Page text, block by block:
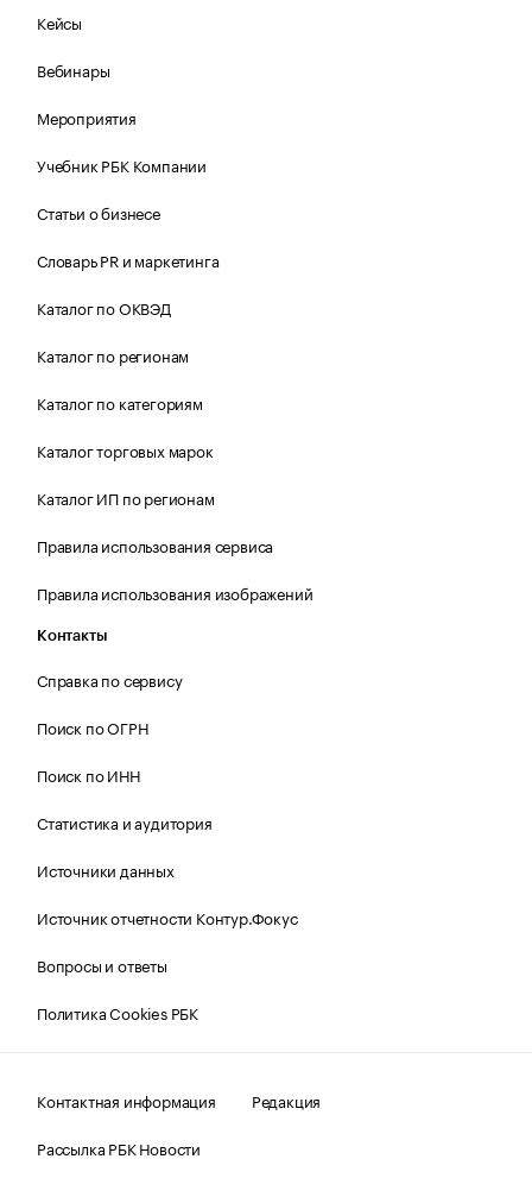
Кейсы
Вебинары
Мероприятия
Учебник РБК Компании
Статьи о бизнесе
Словарь PR и маркетинга
Каталог по ОКВЭД
Каталог по регионам
Каталог по категориям
Каталог торговых марок
Каталог ИП по регионам
Правила использования сервиса
Правила использования изображений
Контакты
Справка по сервису
Поиск по ОГРН
Поиск по ИНН
Статистика и аудитория
Источники данных
Источник отчетности Контур.Фокус
Вопросы и ответы
Политика Cookies РБК
Контактная информация
Редакция
Рассылка РБК Новости